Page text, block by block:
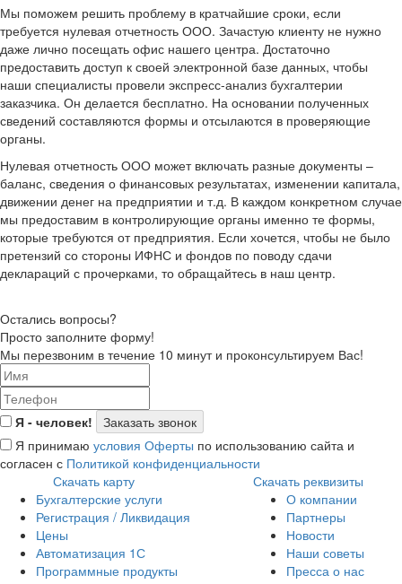
Мы поможем решить проблему в кратчайшие сроки, если
требуется нулевая отчетность ООО. Зачастую клиенту не нужно
даже лично посещать офис нашего центра. Достаточно
предоставить доступ к своей электронной базе данных, чтобы
наши специалисты провели экспресс-анализ бухгалтерии
заказчика. Он делается бесплатно. На основании полученных
сведений составляются формы и отсылаются в проверяющие
органы.
Нулевая отчетность ООО может включать разные документы –
баланс, сведения о финансовых результатах, изменении капитала,
движении денег на предприятии и т.д. В каждом конкретном случае
мы предоставим в контролирующие органы именно те формы,
которые требуются от предприятия. Если хочется, чтобы не было
претензий со стороны ИФНС и фондов по поводу сдачи
деклараций с прочерками, то обращайтесь в наш центр.
Остались вопросы?
Просто заполните форму!
Мы перезвоним в течение 10 минут и проконсультируем Вас!
Я - человек!
Я принимаю условия Оферты по использованию сайта и
согласен с Политикой конфиденциальности
Скачать карту
Скачать реквизиты
Бухгалтерские услуги
Регистрация / Ликвидация
Цены
Автоматизация 1С
Программные продукты
О компании
Партнеры
Новости
Наши советы
Пресса о нас